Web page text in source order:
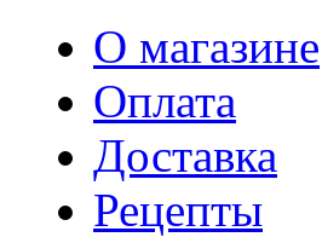
О магазине
Оплата
Доставка
Рецепты